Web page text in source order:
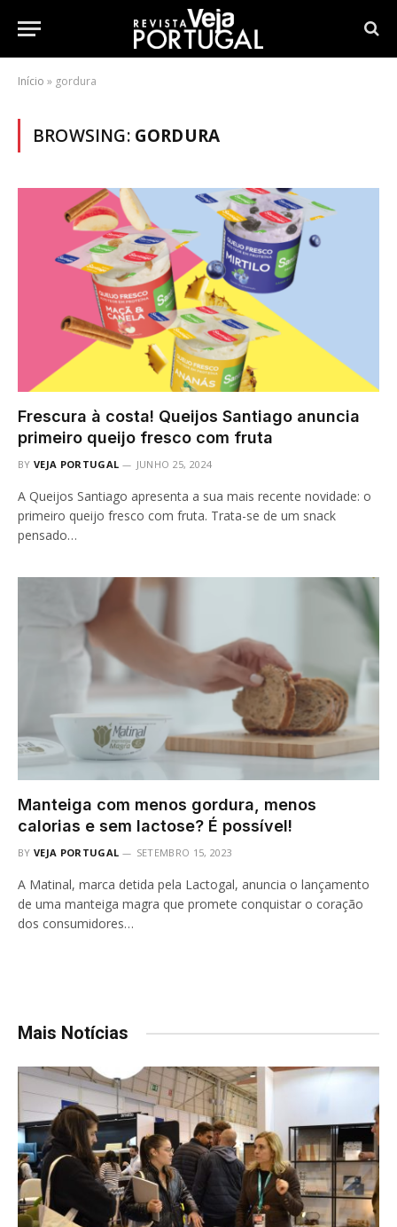
Início » gordura
BROWSING: GORDURA
Frescura à costa! Queijos Santiago anuncia
primeiro queijo fresco com fruta
BY VEJA PORTUGAL JUNHO 25, 2024
A Queijos Santiago apresenta a sua mais recente novidade: o
primeiro queijo fresco com fruta. Trata-se de um snack
pensado…
Manteiga com menos gordura, menos
calorias e sem lactose? É possível!
BY VEJA PORTUGAL SETEMBRO 15, 2023
A Matinal, marca detida pela Lactogal, anuncia o lançamento
de uma manteiga magra que promete conquistar o coração
dos consumidores…
Mais Notícias